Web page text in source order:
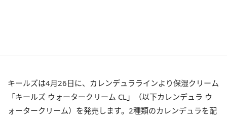
キールズは4月26日に、カレンデュララインより保湿クリーム
「キールズ ウォータークリーム CL」（以下カレンデュラ ウ
ォータークリーム）を発売します。2種類のカレンデュラを配